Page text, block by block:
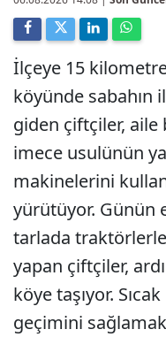
İlçeye 15
köyünde sabahın
giden çiftçiler, aile
imece usulünün
makinelerini
yürütüyor. Günün
tarlada
yapan çiftçiler,
köye taşıyor.
geçimini